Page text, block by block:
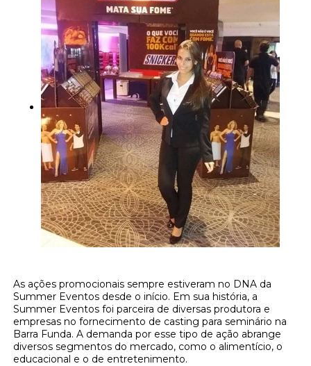
As ações promocionais sempre estiveram no DNA da
Summer Eventos desde o início. Em sua história, a
Summer Eventos foi parceira de diversas produtora e
empresas no fornecimento de casting para seminário na
Barra Funda. A demanda por esse tipo de ação abrange
diversos segmentos do mercado, como o alimentício, o
educacional e o de entretenimento.